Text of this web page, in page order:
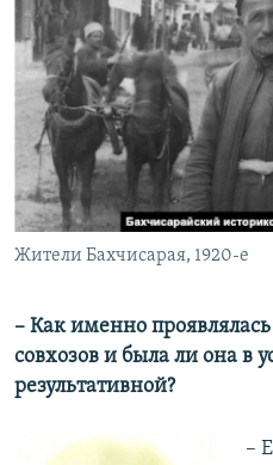
Жители Бахчисарая, 1920-е
– Как именно
совхозов и была ли она в
результативной?
–